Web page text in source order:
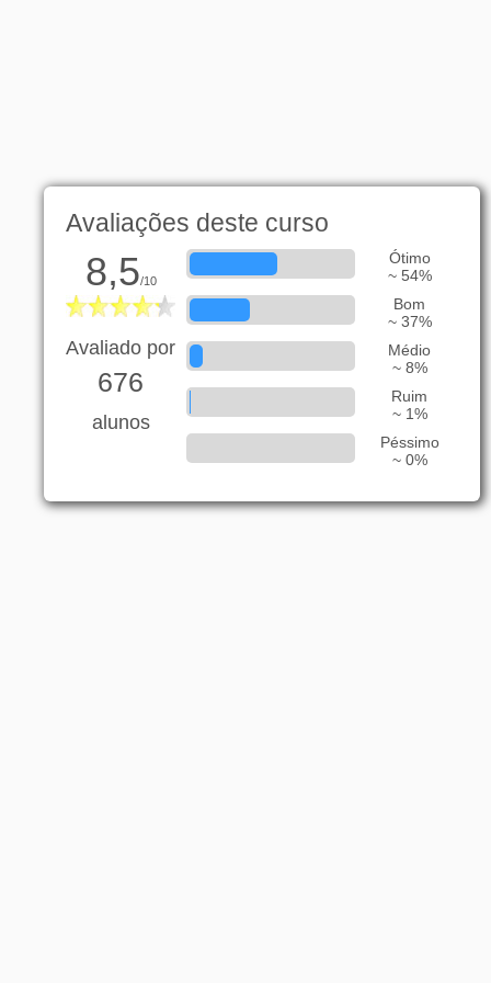
Avaliações deste curso
8,5/10
Avaliado por
676
alunos
Ótimo
~ 54%
Bom
~ 37%
Médio
~ 8%
Ruim
~ 1%
Péssimo
~ 0%